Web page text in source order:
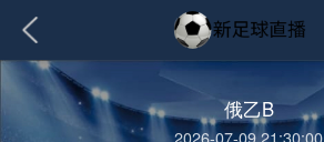
俄乙B
2026-07-09 21:30:00